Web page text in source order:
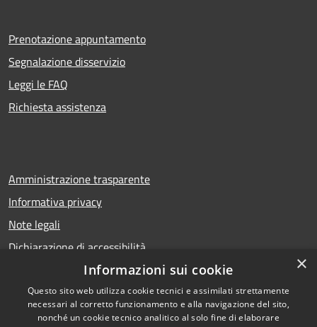
Prenotazione appuntamento
Segnalazione disservizio
Leggi le FAQ
Richiesta assistenza
Amministrazione trasparente
Informativa privacy
Note legali
Dichiarazione di accessibilità
RSS
Copyright © 2026 • Comune di
×
Informazioni sui cookie
Questo sito web utilizza cookie tecnici e assimilati strettamente
necessari al corretto funzionamento e alla navigazione del sito,
nonché un cookie tecnico analitico al solo fine di elaborare